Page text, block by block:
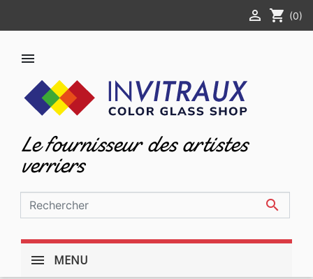
 shopping_cart (0)

Le fournisseur des artistes
verriers

MENU